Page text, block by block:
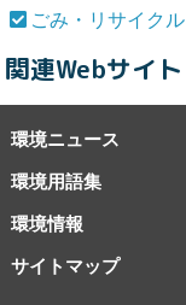
ごみ・リサイクル
関連Webサイト
環境ニュース
環境用語集
環境情報
サイトマップ